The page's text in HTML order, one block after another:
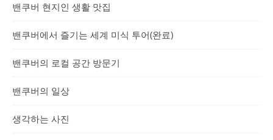
밴쿠버 현지인 생활 맛집
밴쿠버에서 즐기는 세계 미식 투어(완료)
밴쿠버의 로컬 공간 방문기
밴쿠버의 일상
생각하는 사진